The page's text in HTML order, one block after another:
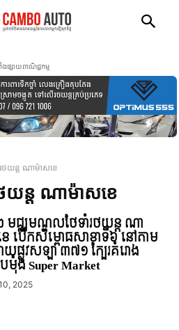
ាំងផ្សាយពាណិជ្ជកម្ម
ថយន្ត ណាម៉ាសខេ
យន្ត ណាម៉ាសខេ
មជ្ឈមណ្ឌលថែទាំរថយន្ត ណា
បើកសម្ពោធសាខាទី៦ នៅតាម
ផ្លូវសឡា ៣៧១ ក្បែរគំរោង
បម៉ុង Super Market
2025